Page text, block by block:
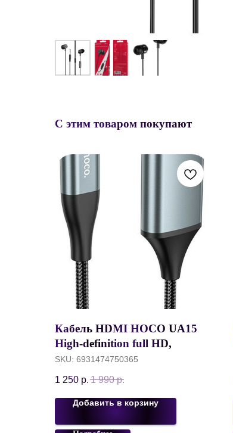
С этим товаром покупают
Кабель HDMI HOCO UA15
High-definition full HD,
Lightning - HDMI, 2 м, Серый
SKU: 6931474750365
1 250 р. 1 990 р.
Добавить в корзину